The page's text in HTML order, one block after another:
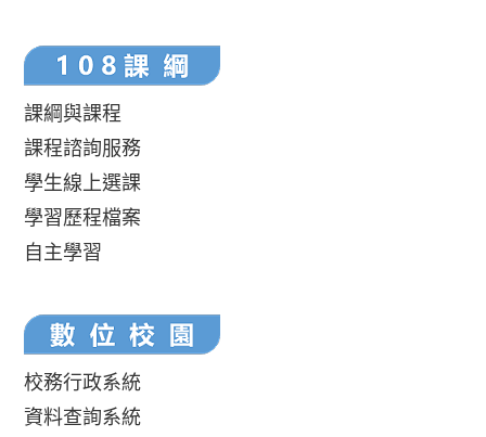
課綱與課程
課程諮詢服務
學生線上選課
學習歷程檔案
自主學習
校務行政系統
資料查詢系統